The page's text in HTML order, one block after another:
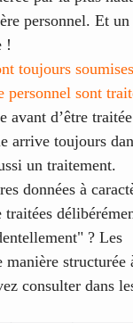
personnel. Et un
!
toujours
personnel sont
avant d’être traitée
arrive toujours
un traitement.
données à
traitées
? Les
structurée
consulter dans